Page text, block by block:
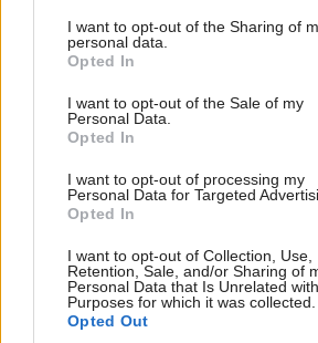
not limited to your visit or usage
grant or deny consent to Google and its
use your data for below specified
consent section.
I want to opt-out of the Sharing of
personal data.
Opted In
I want to opt-out of the Sale of my
Personal Data.
Opted In
I want to opt-out of processing my
Personal Data for Targeted
Opted In
I want to opt-out of Collection, Use,
Retention, Sale, and/or Sharing of
Personal Data that Is Unrelated
Purposes for which it was collected.
Opted Out
Sweetpea Willow
7. Steny ako plátno
Parížske byty sú charakteristické